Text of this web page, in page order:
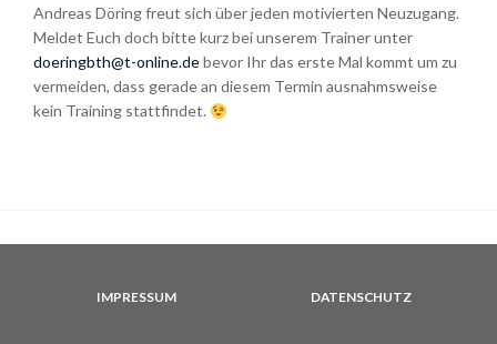
Andreas Döring freut sich über jeden motivierten Neuzugang.
Meldet Euch doch bitte kurz bei unserem Trainer unter
doeringbth@t-online.debevor Ihr das erste Mal kommt um zu
vermeiden, dass gerade an diesem Termin ausnahmsweise
kein Training stattfindet.
IMPRESSUM DATENSCHUTZ